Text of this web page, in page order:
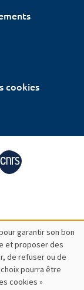
cookies
garantir son bon
et proposer des
de refuser ou de
pourra être
cookies »